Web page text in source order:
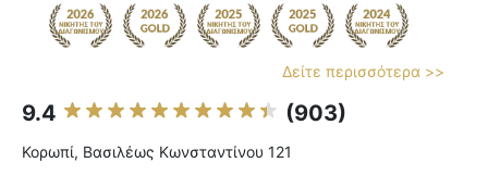
Δείτε περισσότερα >>
9.4 (903)
Κορωπί, Βασιλέως Κωνσταντίνου 121